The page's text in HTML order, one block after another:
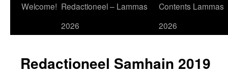
Welcome! Redactioneel – Lammas
2026
Contents Lammas
2026
Redactioneel Samhain 2019